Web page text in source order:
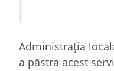
Administrația
a păstra acest